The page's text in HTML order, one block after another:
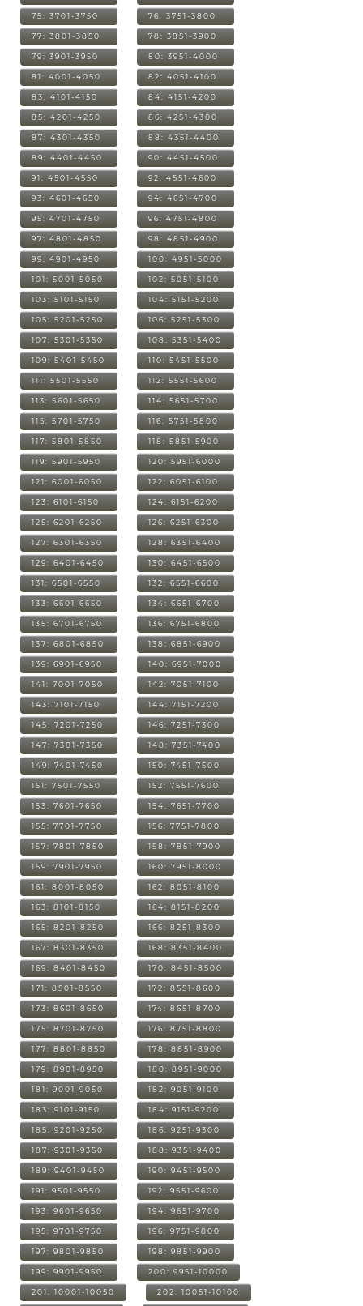
75: 3701-3750 76: 3751-3800
77: 3801-3850 78: 3851-3900
79: 3901-3950 80: 3951-4000
81: 4001-4050 82: 4051-4100
83: 4101-4150 84: 4151-4200
85: 4201-4250 86: 4251-4300
87: 4301-4350 88: 4351-4400
89: 4401-4450 90: 4451-4500
91: 4501-4550 92: 4551-4600
93: 4601-4650 94: 4651-4700
95: 4701-4750 96: 4751-4800
97: 4801-4850 98: 4851-4900
99: 4901-4950 100: 4951-5000
101: 5001-5050 102: 5051-5100
103: 5101-5150 104: 5151-5200
105: 5201-5250 106: 5251-5300
107: 5301-5350 108: 5351-5400
109: 5401-5450 110: 5451-5500
111: 5501-5550 112: 5551-5600
113: 5601-5650 114: 5651-5700
115: 5701-5750 116: 5751-5800
117: 5801-5850 118: 5851-5900
119: 5901-5950 120: 5951-6000
121: 6001-6050 122: 6051-6100
123: 6101-6150 124: 6151-6200
125: 6201-6250 126: 6251-6300
127: 6301-6350 128: 6351-6400
129: 6401-6450 130: 6451-6500
131: 6501-6550 132: 6551-6600
133: 6601-6650 134: 6651-6700
135: 6701-6750 136: 6751-6800
137: 6801-6850 138: 6851-6900
139: 6901-6950 140: 6951-7000
141: 7001-7050 142: 7051-7100
143: 7101-7150 144: 7151-7200
145: 7201-7250 146: 7251-7300
147: 7301-7350 148: 7351-7400
149: 7401-7450 150: 7451-7500
151: 7501-7550 152: 7551-7600
153: 7601-7650 154: 7651-7700
155: 7701-7750 156: 7751-7800
157: 7801-7850 158: 7851-7900
159: 7901-7950 160: 7951-8000
161: 8001-8050 162: 8051-8100
163: 8101-8150 164: 8151-8200
165: 8201-8250 166: 8251-8300
167: 8301-8350 168: 8351-8400
169: 8401-8450 170: 8451-8500
171: 8501-8550 172: 8551-8600
173: 8601-8650 174: 8651-8700
175: 8701-8750 176: 8751-8800
177: 8801-8850 178: 8851-8900
179: 8901-8950 180: 8951-9000
181: 9001-9050 182: 9051-9100
183: 9101-9150 184: 9151-9200
185: 9201-9250 186: 9251-9300
187: 9301-9350 188: 9351-9400
189: 9401-9450 190: 9451-9500
191: 9501-9550 192: 9551-9600
193: 9601-9650 194: 9651-9700
195: 9701-9750 196: 9751-9800
197: 9801-9850 198: 9851-9900
199: 9901-9950 200: 9951-10000
201: 10001-10050 202: 10051-10100